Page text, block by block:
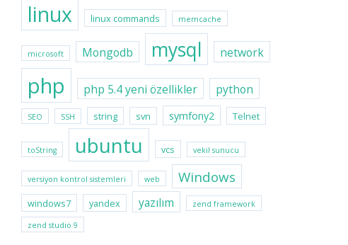
linux linux commands memcache
microsoft Mongodb mysql network
php php 5.4 yeni özellikler python
SEO SSH string svn symfony2 Telnet
toString ubuntu vcs vekil sunucu
versiyon kontrol sistemleri web Windows
windows7 yandex yazılım zend framework
zend studio 9